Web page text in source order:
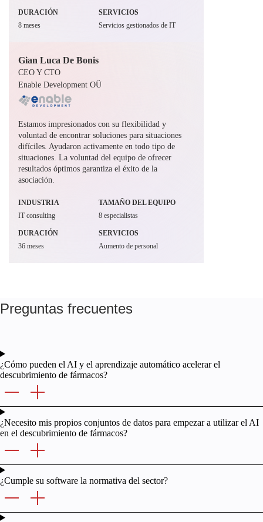
DURACIÓN
8 meses
SERVICIOS
Servicios gestionados de IT
Gian Luca De Bonis
CEO Y CTO
Enable Development OÜ
Estamos impresionados con su flexibilidad y
voluntad de encontrar soluciones para situaciones
difíciles. Ayudaron activamente en todo tipo de
situaciones. La voluntad del equipo de ofrecer
resultados óptimos garantiza el éxito de la
asociación.
INDUSTRIA
IT consulting
TAMAÑO DEL EQUIPO
8 especialistas
DURACIÓN
36 meses
SERVICIOS
Aumento de personal
Preguntas frecuentes
¿Cómo pueden el AI y el aprendizaje automático acelerar el
descubrimiento de fármacos?
¿Necesito mis propios conjuntos de datos para empezar a utilizar el AI
en el descubrimiento de fármacos?
¿Cumple su software la normativa del sector?